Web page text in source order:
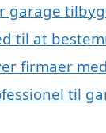
garage
til at
firmaer
til